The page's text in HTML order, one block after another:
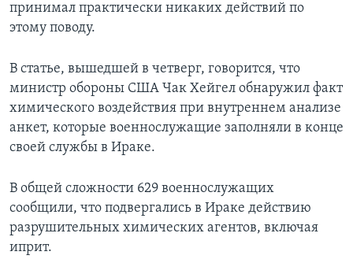
принимал практически никаких действий по
этому поводу.
В статье, вышедшей в четверг, говорится, что
министр обороны США Чак Хейгел обнаружил факт
химического воздействия при внутреннем анализе
анкет, которые военнослужащие заполняли в конце
своей службы в Ираке.
В общей сложности 629 военнослужащих
сообщили, что подвергались в Ираке действию
разрушительных химических агентов, включая
иприт.